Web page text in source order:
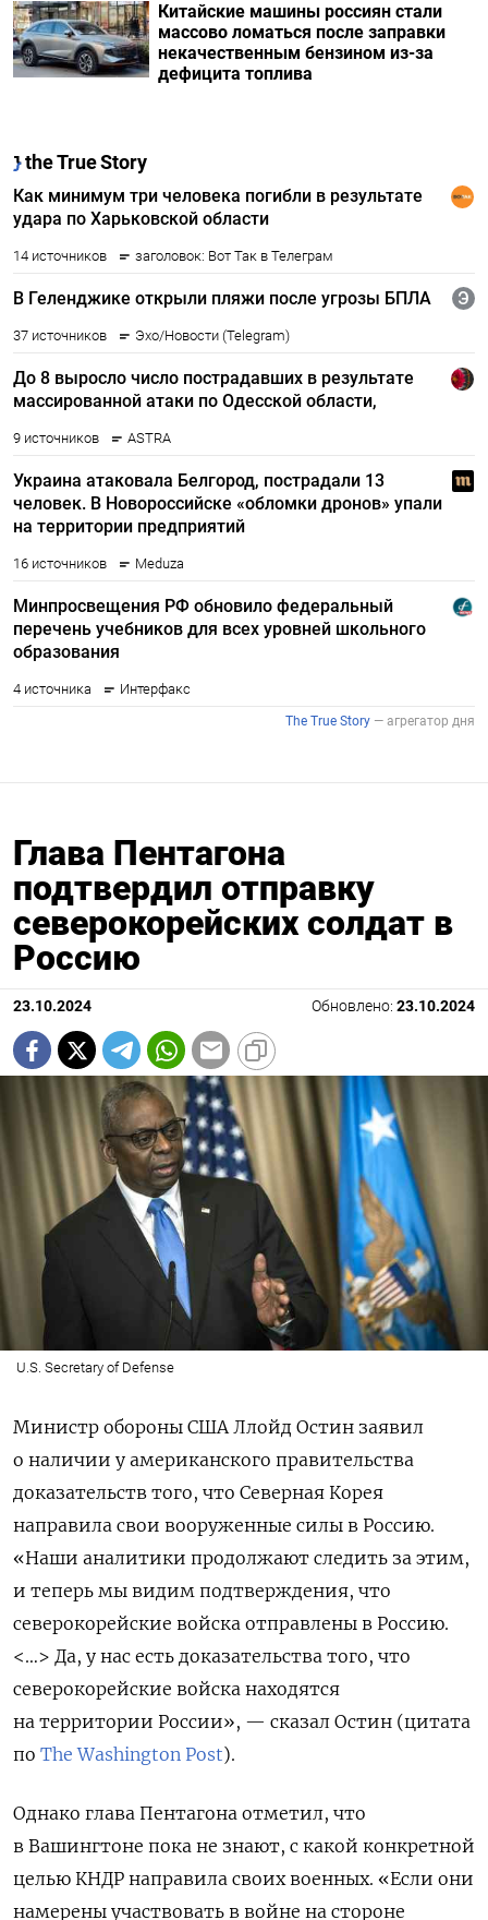
Китайские машины россиян стали
массово ломаться после заправки
некачественным бензином из-за
дефицита топлива
Глава Пентагона
подтвердил отправку
северокорейских солдат в
Россию
23.10.2024 Обновлено: 23.10.2024
U.S. Secretary of Defense
Министр обороны США Ллойд Остин заявил
о наличии у американского правительства
доказательств того, что Северная Корея
направила свои вооруженные силы в Россию.
«Наши аналитики продолжают следить за этим,
и теперь мы видим подтверждения, что
северокорейские войска отправлены в Россию.
<…> Да, у нас есть доказательства того, что
северокорейские войска находятся
на территории России», — сказал Остин (цитата
по The Washington Post).
Однако глава Пентагона отметил, что
в Вашингтоне пока не знают, с какой конкретной
целью КНДР направила своих военных. «Если они
намерены участвовать в войне на стороне